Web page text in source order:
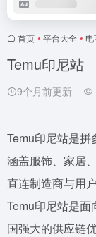
首页 • 平台大全 •
Temu印尼站
9个月前更新
Temu印尼站是
涵盖服饰、家居
直连制造商与用
Temu印尼站是
国强大的供应链